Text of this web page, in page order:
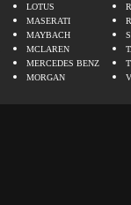
LOTUS
MASERATI
MAYBACH
MCLAREN
MERCEDES BENZ
MORGAN